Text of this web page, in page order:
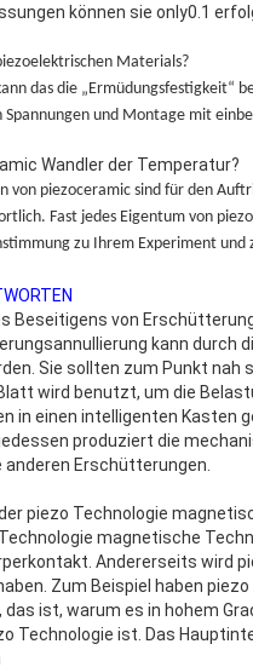
können sie only0.1
Materials?
das die
Spannungen und Montage mit
Wandler der Temperatur?
von piezoceramic sind für den
Fast jedes Eigentum von
zu Ihrem Experiment
Beseitigens von
kann
Sie sollten zum Punkt
wird benutzt, um die
in einen intelligenten Kasten
produziert die
anderen Erschütterungen.
piezo Technologie
magnetische
Andererseits wird
Zum Beispiel haben
ist, warum es in hohem
Technologie ist. Das